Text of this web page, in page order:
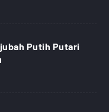
Putih Putari